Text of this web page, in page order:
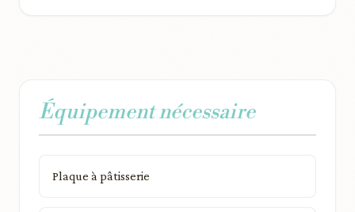
Équipement nécessaire
Plaque à pâtisserie